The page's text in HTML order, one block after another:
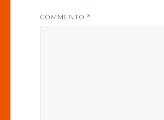
COMMENTO *